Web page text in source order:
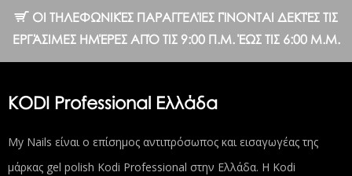
ΟΙ ΤΗΛΕΦΩΝΙΚΈΣ ΠΑΡΑΓΓΕΛΊΕΣ ΓΊΝΟΝΤΑΙ ΔΕΚΤΈΣ ΤΙΣ
ΕΡΓΆΣΙΜΕΣ ΗΜΈΡΕΣ ΑΠΌ ΤΙΣ 9:00 Π.Μ. ΈΩΣ ΤΙΣ 6:00 Μ.Μ.
KODI Professional Ελλάδα
My Nails είναι ο επίσημος αντιπρόσωπος και εισαγωγέας της
μάρκας gel polish Kodi Professional στην Ελλάδα. Η Kodi